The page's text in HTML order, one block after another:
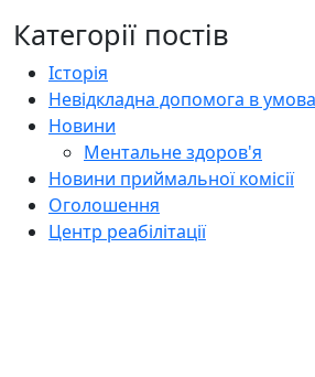
Категорії постів
Історія
Невідкладна допомога в
Новини
Ментальне здоров'я
Новини приймальної комісії
Оголошення
Центр реабілітації